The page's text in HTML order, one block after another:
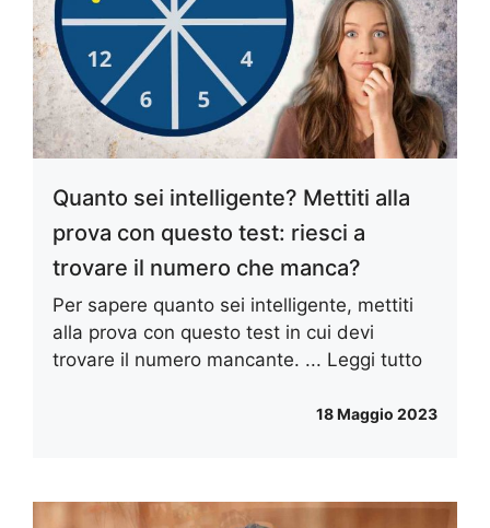
Quanto sei intelligente? Mettiti alla
prova con questo test: riesci a
trovare il numero che manca?
Per sapere quanto sei intelligente, mettiti
alla prova con questo test in cui devi
trovare il numero mancante. ... Leggi tutto
18 Maggio 2023